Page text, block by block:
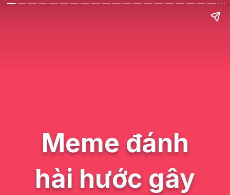
Meme đánh
hài hước gây